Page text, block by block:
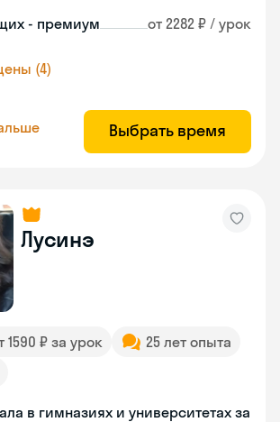
- премиум от 2282 ₽ / урок
(4)
Выбрать время
Лусинэ
1590 ₽ за урок
25 лет опыта
в гимназиях и университетах за